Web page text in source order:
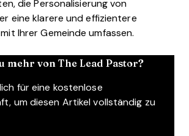
die Personalisierung von
eine klarere und effizientere
Ihrer Gemeinde umfassen.
mehr von The Lead Pastor?
für eine kostenlose
um diesen Artikel vollständig zu